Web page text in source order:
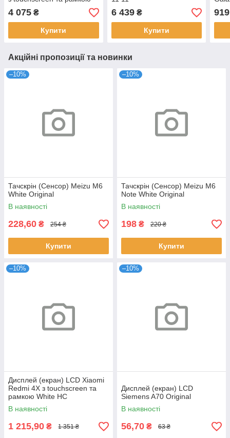
4 075 ₴
Купити
Original
6 439₴
Купити
919
Акційні пропозиції та новинки
–10%
Тачскрін (Сенсор) Meizu M6
White Original
В наявності
228,60 ₴ 254 ₴
Купити
–10%
Тачскрін (Сенсор) Meizu M6
Note White Original
В наявності
198 ₴ 220 ₴
Купити
–10%
Дисплей (екран) LCD Xiaomi
Redmi 4X з touchscreen та
рамкою White HC
В наявності
1 215,90 ₴ 1 351 ₴
–10%
Дисплей (екран) LCD
Siemens A70 Original
В наявності
56,70 ₴ 63 ₴